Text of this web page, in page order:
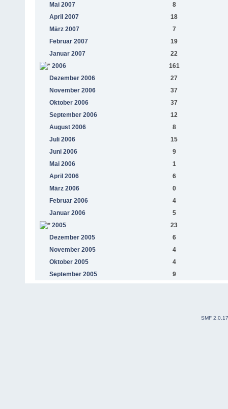
Mai 2007
8
April 2007
18
März 2007
7
Februar 2007
19
Januar 2007
22
2006
161
Dezember 2006
27
November 2006
37
Oktober 2006
37
September 2006
12
August 2006
8
Juli 2006
15
Juni 2006
9
Mai 2006
1
April 2006
6
März 2006
0
Februar 2006
4
Januar 2006
5
2005
23
Dezember 2005
6
November 2005
4
Oktober 2005
4
September 2005
9
SMF 2.0.17